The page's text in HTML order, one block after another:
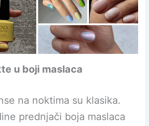
u boji maslaca
na noktima su klasika.
prednjači boja maslaca